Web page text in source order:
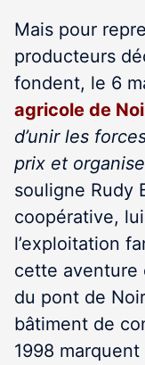
Mais pour
producteurs
fondent, le 6
agricole de
d’unir les
prix et
souligne Rudy
coopérative,
l’exploitation
cette aventure
du pont de
bâtiment de
1998